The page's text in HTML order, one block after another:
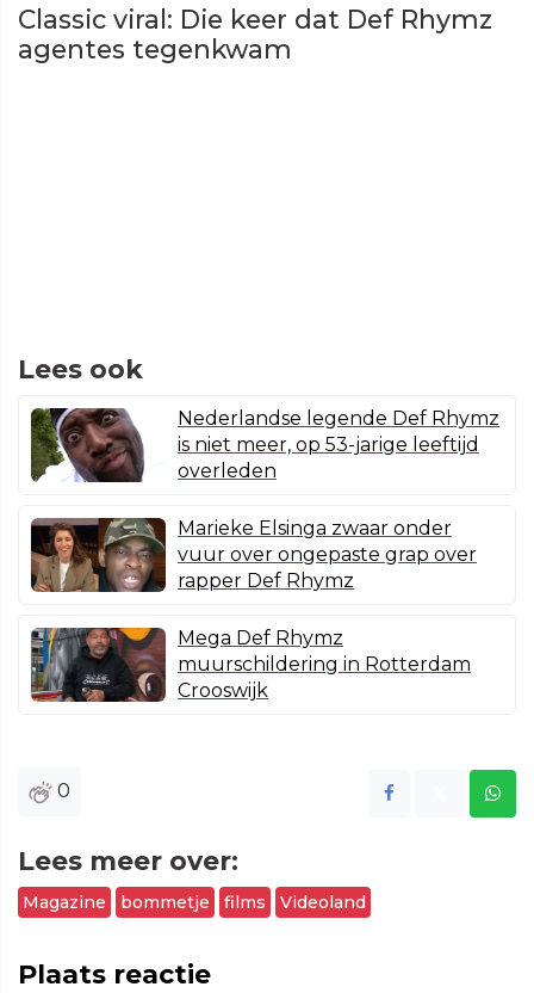
Classic viral: Die keer dat Def Rhymz
agentes tegenkwam
Lees ook
Nederlandse legende Def Rhymz
is niet meer, op 53-jarige leeftijd
overleden
Marieke Elsinga zwaar onder
vuur over ongepaste grap over
rapper Def Rhymz
Mega Def Rhymz
muurschildering in Rotterdam
Crooswijk
0
Lees meer over:
Magazine bommetje films Videoland
Plaats reactie